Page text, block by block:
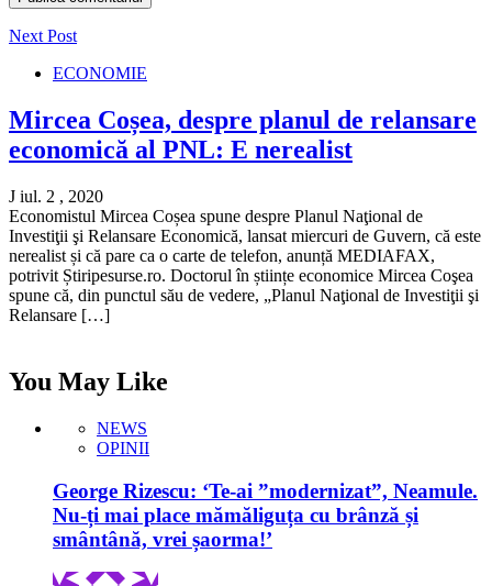
Next Post
ECONOMIE
Mircea Coșea, despre planul de relansare
economică al PNL: E nerealist
J iul. 2 , 2020
Economistul Mircea Coșea spune despre Planul Naţional de
Investiţii şi Relansare Economică, lansat miercuri de Guvern, că este
nerealist și că pare ca o carte de telefon, anunță MEDIAFAX,
potrivit Știripesurse.ro. Doctorul în științe economice Mircea Coşea
spune că, din punctul său de vedere, „Planul Naţional de Investiţii şi
Relansare […]
You May Like
NEWS
OPINII
George Rizescu: ‘Te-ai ”modernizat”, Neamule.
Nu-ți mai place mămăliguța cu brânză și
smântână, vrei șaorma!’